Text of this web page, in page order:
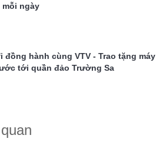
mỗi ngày
đồng hành cùng VTV - Trao tặng máy
tới quần đảo Trường Sa